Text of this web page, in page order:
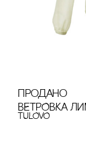
продано
ВЕТРОВКА
TULOVO